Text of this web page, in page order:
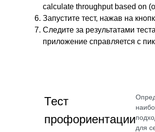
calculate throughput based on
Запустите тест, нажав на
Следите за результатами
приложение справляется с
Тест
профориентации
для